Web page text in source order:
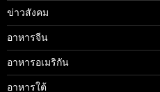
ข่าวสังคม
อาหารจีน
อาหารอเมริกัน
อาหารใต้